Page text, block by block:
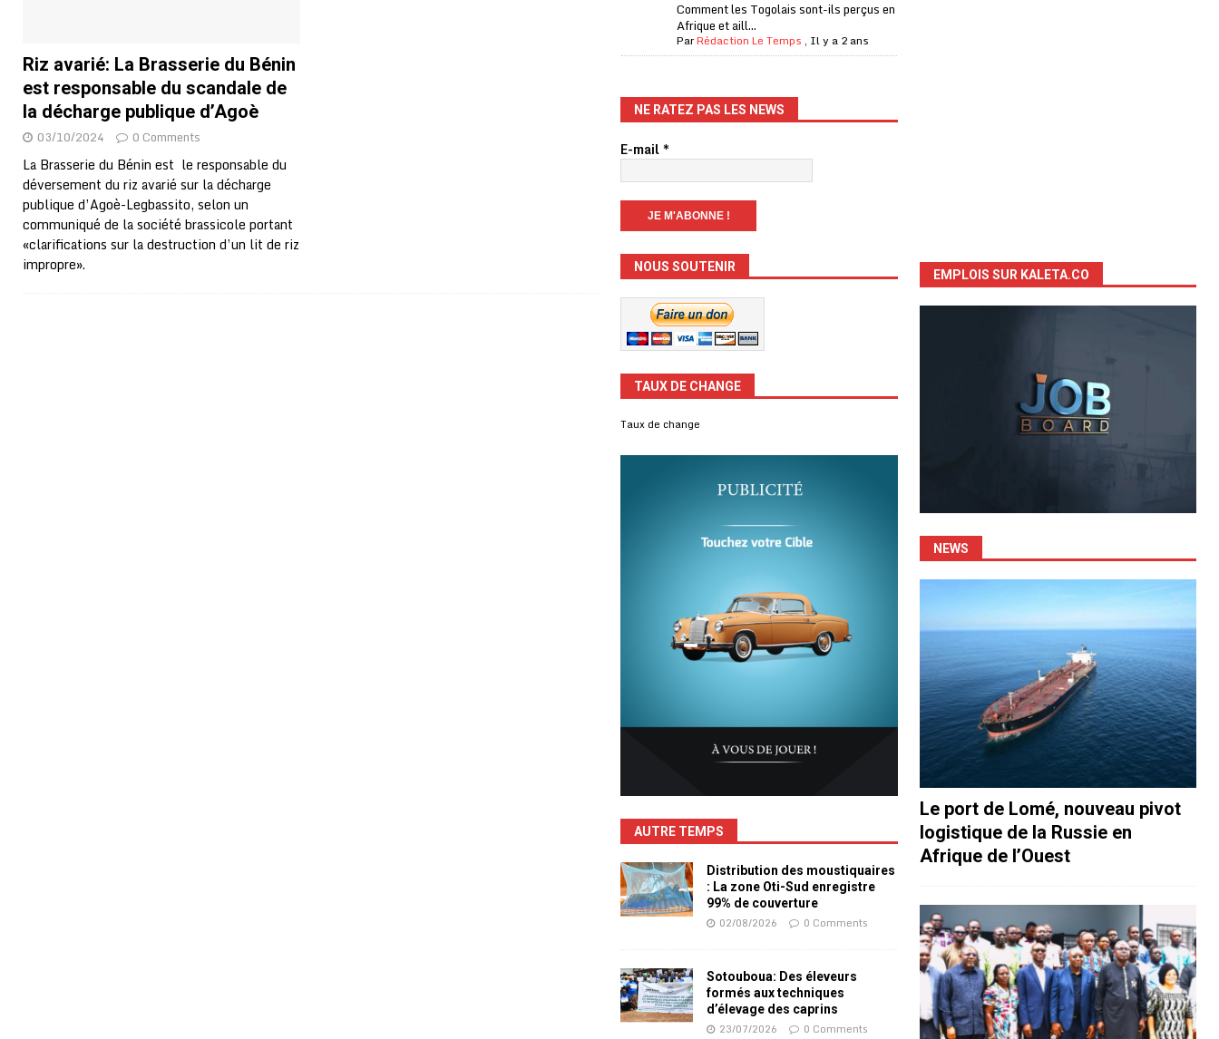
Riz avarié: La Brasserie du Bénin
est responsable du scandale de
la décharge publique d’Agoè
03/10/2024 0 Comments
La Brasserie du Bénin est le responsable du
déversement du riz avarié sur la décharge
publique d’Agoè-Legbassito, selon un
communiqué de la société brassicole portant
«clarifications sur la destruction d’un lit de riz
impropre».
Comment les Togolais sont-ils perçus en
Afrique et aill...
ParRédaction Le Temps , Il y a 2 ans
NE RATEZ PAS LES NEWS
E-mail*
NOUS SOUTENIR
TAUX DE CHANGE
Taux de change
AUTRE TEMPS
Distribution des moustiquaires
: La zone Oti-Sud enregistre
99% de couverture
02/08/2026 0 Comments
Sotouboua: Des éleveurs
formés aux techniques
d’élevage des caprins
23/07/2026 0 Comments
EMPLOIS SUR KALETA.CO
NEWS
Le port de Lomé, nouveau pivot
logistique de la Russie en
Afrique de l’Ouest